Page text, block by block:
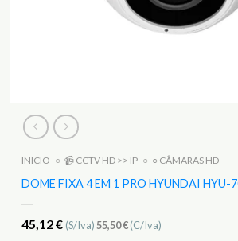
INICIO ○ 📹 CCTV HD >> IP ○ ○ CÂMARAS HD
DOME FIXA 4 EM 1 PRO HYUNDAI HYU-
45,12€ (S/Iva)55,50€(C/Iva)